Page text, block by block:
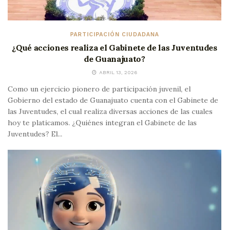
PARTICIPACIÓN CIUDADANA
¿Qué acciones realiza el Gabinete de las Juventudes
de Guanajuato?
ABRIL 13, 2026
Como un ejercicio pionero de participación juvenil, el
Gobierno del estado de Guanajuato cuenta con el Gabinete de
las Juventudes, el cual realiza diversas acciones de las cuales
hoy te platicamos. ¿Quiénes integran el Gabinete de las
Juventudes? El...